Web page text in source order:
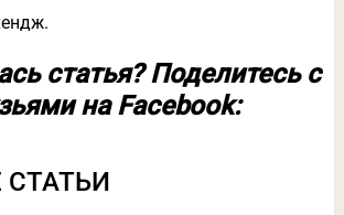
статья? Поделитесь с
на Facebook: